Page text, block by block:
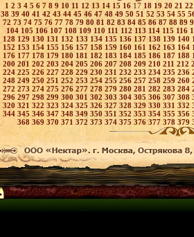
1 2 3 4 5 6 7 8 9 10 11 12 13 14 15 16 17 18 19 20 21
38 3940 41 42 43 44 45 46 47 48 49 50 51 52 53 54 55
72 73 74 75 76 77 78 79 80 81 82 83 84 85 86 87 88 89
104 105 106 107 108 109 110 111 112 113 114 115 116
128 129 130 131 132 133 134 135 136 137138 139 140
152 153 154 155 156 157 158 159 160 161 162 163 164
176 177 178 179 180 181 182 183 184 185 186 187 188
200 201 202 203 204 205 206 207 208 209 210 211 212
224 225 226 227 228 229230 231 232 233 234 235 236
248 249 250 251 252 253 254 255 256 257 258 259 260
272 273 274 275 276 277 278 279 280 281 282 283 284
296 297 298 299 300 301 302 303 304 305 306 307 308
320 321 322 323 324 325 326 327 328 329 330 331 332
344 345 346 347 348 349 350 351 352 353 354 355 356
368 369 370 371 372 373 374 375 376377 378 379